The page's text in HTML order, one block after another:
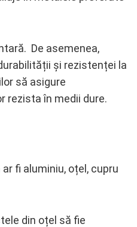
De asemenea,
și rezistenței la
să asigure
rezista în medii dure.
fi aluminiu, oțel, cupru
din oțel să fie